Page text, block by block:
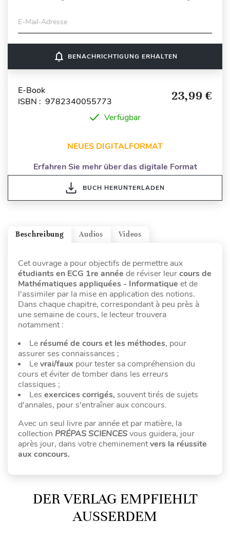
E-Mail-Adresse
notifications_none BENACHRICHTIGUNG ERHALTEN
E-Book
ISBN : 9782340055773
23,99 €
Verfügbar
NEUES DIGITALFORMAT
Erfahren Sie mehr über das digitale Format
BUCH HERUNTERLADEN
Videos
Audios
Beschreibung
Cet ouvrage a pour objectifs de permettre aux
étudiants en ECG 1re année de réviser leurcours de
Mathématiques appliquées - Informatique et de
l'assimiler par la mise en application des notions.
Dans chaque chapitre, correspondant à peu près à
une semaine de cours, le lecteur trouvera
notamment :
Le résumé de cours et les méthodes, pour
assurer ses connaissances ;
Levrai/faux pour tester sa compréhension du
cours et éviter de tomber dans les erreurs
classiques ;
Les exercices corrigés, souvent tirés de sujets
d'annales, pour s'entraîner aux concours.
Avec un seul livre par année et par matière, la
collection PRÉPAS SCIENCESvous guidera, jour
après jour, dans votre cheminementvers la réussite
aux concours.
DER VERLAG EMPFIEHLT
AUSSERDEM